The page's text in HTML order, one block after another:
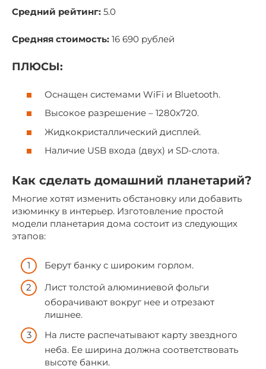
Средний рейтинг: 5.0
Средняя стоимость: 16 690 рублей
ПЛЮСЫ:
Оснащен системами WiFi и Bluetooth.
Высокое разрешение – 1280х720.
Жидкокристаллический дисплей.
Наличие USB входа (двух) и SD-слота.
Как сделать домашний планетарий?
Многие хотят изменить обстановку или добавить
изюминку в интерьер. Изготовление простой
модели планетария дома состоит из следующих
этапов:
Берут банку с широким горлом.
Лист толстой алюминиевой фольги
оборачивают вокруг нее и отрезают
лишнее.
На листе распечатывают карту звездного
неба. Ее ширина должна соответствовать
высоте банки.